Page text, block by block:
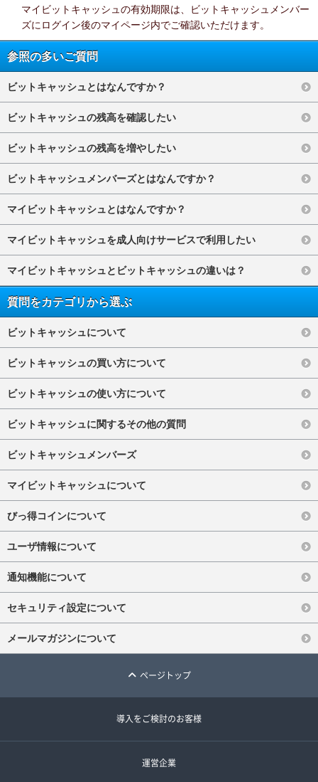
マイビットキャッシュの有効期限は、ビットキャッシュメンバー
ズにログイン後のマイページ内でご確認いただけます。
参照の多いご質問
ビットキャッシュとはなんですか？
ビットキャッシュの残高を確認したい
ビットキャッシュの残高を増やしたい
ビットキャッシュメンバーズとはなんですか？
マイビットキャッシュとはなんですか？
マイビットキャッシュを成人向けサービスで利用したい
マイビットキャッシュとビットキャッシュの違いは？
質問をカテゴリから選ぶ
ビットキャッシュについて
ビットキャッシュの買い方について
ビットキャッシュの使い方について
ビットキャッシュに関するその他の質問
ビットキャッシュメンバーズ
マイビットキャッシュについて
びっ得コインについて
ユーザ情報について
通知機能について
セキュリティ設定について
メールマガジンについて
ページトップ
導入をご検討のお客様
運営企業